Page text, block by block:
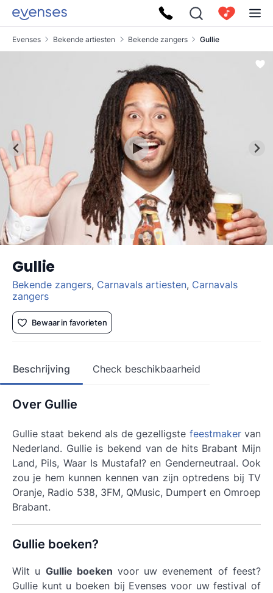
Evenses Bekende artiesten Bekende zangers Gullie
Gullie
Bekende zangers, Carnavals artiesten, Carnavals
zangers
Bewaar in favorieten
Beschrijving Check beschikbaarheid
Over Gullie
Gullie staat bekend als de gezelligste feestmakervan
Nederland. Gullie is bekend van de hits Brabant Mijn
Land, Pils, Waar Is Mustafa!? en Genderneutraal. Ook
zou je hem kunnen kennen van zijn optredens bij TV
Oranje, Radio 538, 3FM, QMusic, Dumpert en Omroep
Brabant.
Gullie boeken?
Wilt u Gullie boeken voor uw evenement of feest?
Gullie kunt u boeken bij Evenses voor uw festival of